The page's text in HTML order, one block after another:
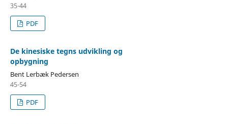
35-44
PDF
De kinesiske tegns udvikling og
opbygning
Bent Lerbæk Pedersen
45-54
PDF